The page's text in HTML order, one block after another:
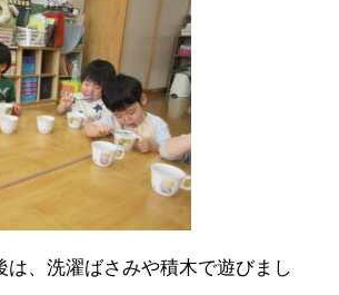
は、洗濯ばさみや積木で遊びまし